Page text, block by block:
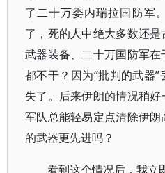
了二十万委内瑞拉国防军
了，死的人中绝大多数还
武器装备、二十万国防军
都不干？因为“批判的武器
失了。后来伊朗的情况稍
军队总能轻易定点清除伊
的武器更先进吗？
看到这个情况后，我立